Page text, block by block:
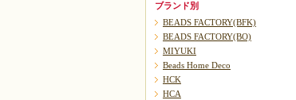
ブランド別
BEADS FACTORY(BFK)
BEADS FACTORY(BO)
MIYUKI
Beads Home Deco
HCK
HCA